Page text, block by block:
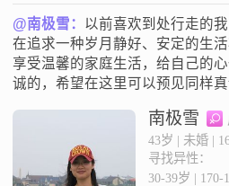
@南极雪： 以前喜欢到处行走的
在追求一种岁月静好、安定的生
享受温馨的家庭生活，给自己的
诚的，希望在这里可以预见同样
南极雪
43岁 | 未婚 |
寻找异性：
30-39岁 | 170-